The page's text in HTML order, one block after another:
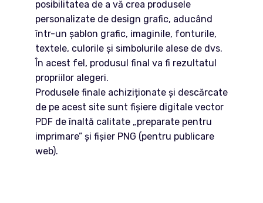
posibilitatea de a vă crea produsele
personalizate de design grafic, aducând
într-un șablon grafic, imaginile, fonturile,
textele, culorile și simbolurile alese de dvs.
În acest fel, produsul final va fi rezultatul
propriilor alegeri.
Produsele finale achiziționate și descărcate
de pe acest site sunt fișiere digitale vector
PDF de înaltă calitate „preparate pentru
imprimare” și fișier PNG (pentru publicare
web).